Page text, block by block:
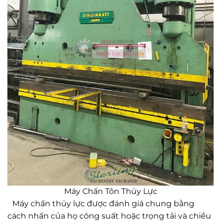
Máy Chấn Tôn Thủy Lực
Máy chấn thủy lực được đánh giá chung bằng
cách nhấn của họ công suất hoặc trọng tải và chiều